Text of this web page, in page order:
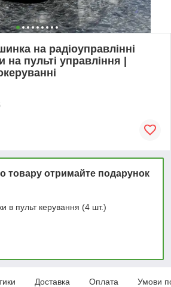
на радіоуправлінні
пульті управління |
товару отримайте подарунок
в пульт керування (4 шт.)
Доставка Оплата Умови